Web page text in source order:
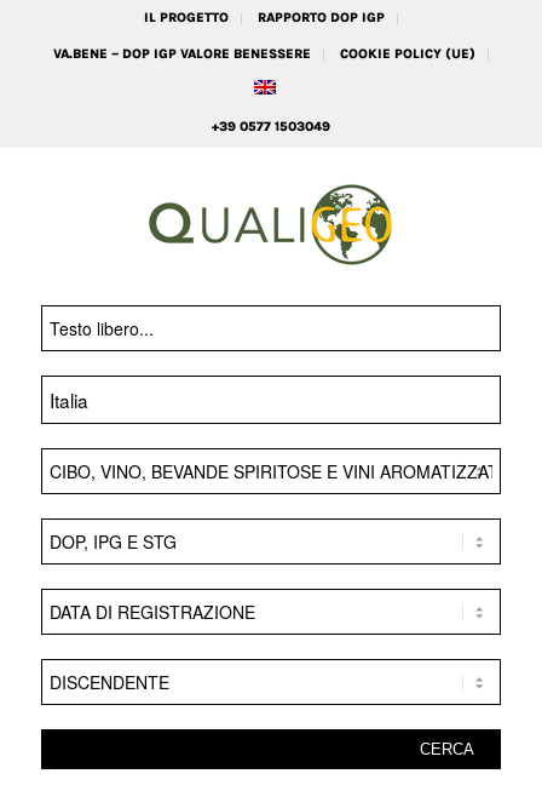
IL PROGETTO RAPPORTO DOP IGP
VA.BENE – DOP IGP VALORE BENESSERE COOKIE POLICY (UE)
+39 0577 1503049